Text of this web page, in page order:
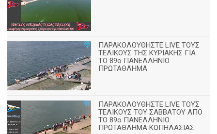
ΠΑΡΑΚΟΛΟΥΘΗΣΤΕ LIVE ΤΟΥΣ
ΤΕΛΙΚΟΥΣ ΤΗΣ ΚΥΡΙΑΚΗΣ ΓΙΑ
ΤΟ 89ο ΠΑΝΕΛΛΗΝΙΟ
ΠΡΩΤΑΘΛΗΜΑ
ΠΑΡΑΚΟΛΟΥΘΗΣΤΕ LIVE ΤΟΥΣ
ΤΕΛΙΚΟΥΣ ΤΟΥ ΣΑΒΒΑΤΟΥ ΑΠΟ
TO 89o ΠΑΝΕΛΛΗΝΙΟ
ΠΡΩΤΑΘΛΗΜΑ ΚΩΠΗΛΑΣΙΑΣ